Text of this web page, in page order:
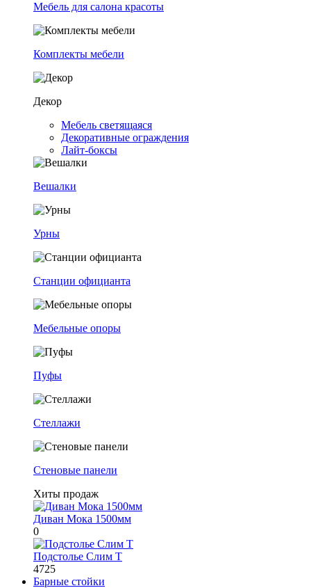
Мебель для салона красоты
Комплекты мебели
Декор
Мебель светящаяся
Декоративные ограждения
Лайт-боксы
Вешалки
Урны
Станции официанта
Мебельные опоры
Пуфы
Стеллажи
Стеновые панели
Хиты продаж
Диван Мока 1500мм
0
Подстолье Слим Т
4725
Барные стойки